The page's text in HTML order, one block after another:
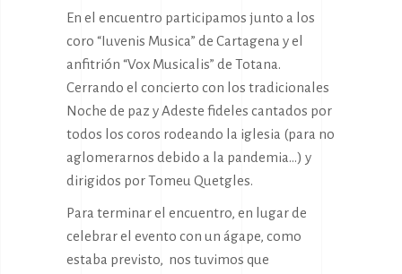
En el encuentro participamos junto a los
coro “Iuvenis Musica” de Cartagena y el
anfitrión “Vox Musicalis” de Totana.
Cerrando el concierto con los tradicionales
Noche de paz y Adeste fideles cantados por
todos los coros rodeando la iglesia (para no
aglomerarnos debido a la pandemia…) y
dirigidos por Tomeu Quetgles.
Para terminar el encuentro, en lugar de
celebrar el evento con un ágape, como
estaba previsto, nos tuvimos que